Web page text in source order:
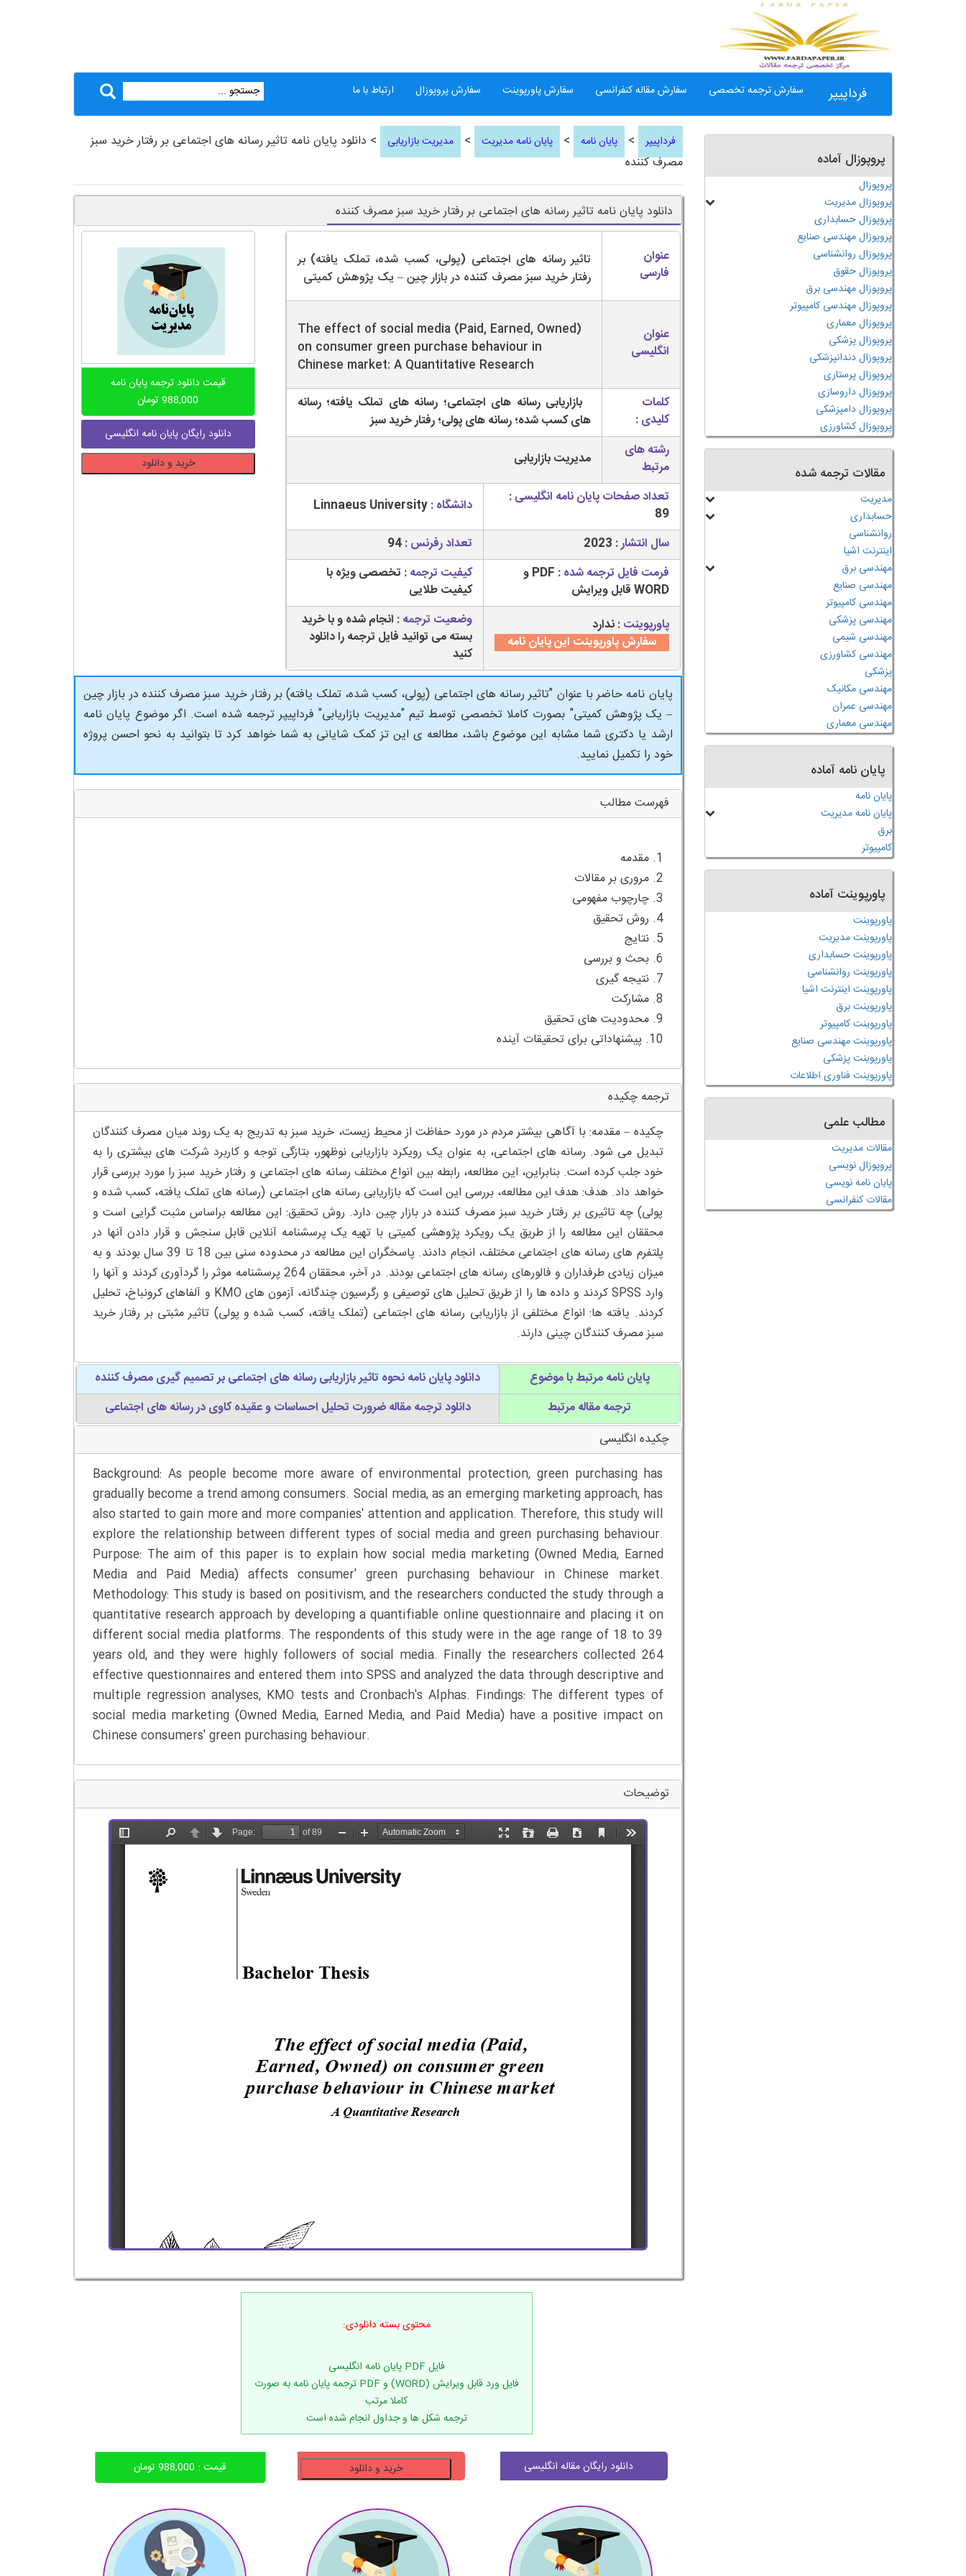
فرداپیپر سفارش ترجمه تخصصی سفارش مقاله کنفرانسی سفارش پاورپوینت سفارش پروپوزال ارتباط با ما
فرداپیپر > پایان نامه > پایان نامه مدیریت > مدیریت بازاریابی
> دانلود پایان نامه تاثیر رسانه های اجتماعی بر رفتار خرید سبز
مصرف کننده
دانلود پایان نامه تاثیر رسانه های اجتماعی بر رفتار خرید سبز مصرف کننده
عنوان
فارسی
تاثیر رسانه های اجتماعی (پولی، کسب شده، تملک یافته) بر
رفتار خرید سبز مصرف کننده در بازار چین – یک پژوهش کمیتی
عنوان
انگلیسی
The effect of social media (Paid, Earned, Owned)
on consumer green purchase behaviour in
Chinese market: A Quantitative Research
کلمات
کلیدی :
بازاریابی رسانه های اجتماعی؛ رسانه های تملک یافته؛ رسانه
های کسب شده؛ رسانه های پولی؛ رفتار خرید سبز
رشته های
مرتبط
مدیریت بازاریابی
تعداد صفحات پایان نامه انگلیسی :
89
دانشگاه :Linnaeus University
سال انتشار : 2023 تعداد رفرنس :94
فرمت فایل ترجمه شده :
PDF و
WORD قابل ویرایش
کیفیت ترجمه : تخصصی ویژه با
کیفیت طلایی
پاورپوینت :ندارد
سفارش پاورپوینت این پایان نامه
وضعیت ترجمه : انجام شده و با خرید
بسته می توانید فایل ترجمه را دانلود
کنید
قیمت دانلود ترجمه پایان نامه
988,000 تومان
دانلود رایگان پایان نامه انگلیسی
پایان
عدد
خرید و دانلود
پایان نامه حاضر با عنوان "تاثیر رسانه های اجتماعی (پولی، کسب شده، تملک یافته) بر رفتار خرید سبز مصرف کننده در بازار چین
– یک پژوهش کمیتی" بصورت کاملا تخصصی توسط تیم "مدیریت بازاریابی" فرداپیپر ترجمه شده است. اگر موضوع پایان نامه
ارشد یا دکتری شما مشابه این موضوع باشد، مطالعه ی این تز کمک شایانی به شما خواهد کرد تا بتوانید به نحو احسن پروژه
خود را تکمیل نمایید.
فهرست مطالب
10. پیشنهاداتی برای تحقیقات آینده
ترجمه چکیده
چکیده – مقدمه: با آگاهی بیشتر مردم در مورد حفاظت از محیط زیست، خرید سبز به تدریج به یک روند میان مصرف کنندگان
تبدیل می شود. رسانه های اجتماعی، به عنوان یک رویکرد بازاریابی نوظهور، بتازگی توجه و کاربرد شرکت های بیشتری را به
خود جلب کرده است. بنابراین، این مطالعه، رابطه بین انواع مختلف رسانه های اجتماعی و رفتار خرید سبز را مورد بررسی قرار
خواهد داد. هدف: هدف این مطالعه، بررسی این است که بازاریابی رسانه های اجتماعی (رسانه های تملک یافته، کسب شده و
پولی) چه تاثیری بر رفتار خرید سبز مصرف کننده در بازار چین دارد. روش تحقیق: این مطالعه براساس مثبت گرایی است و
محققان این مطالعه را از طریق یک رویکرد پژوهشی کمیتی با تهیه یک پرسشنامه آنلاین قابل سنجش و قرار دادن آنها در
پلتفرم های رسانه های اجتماعی مختلف، انجام دادند. پاسخگران این مطالعه در محدوده سنی بین 18 تا 39 سال بودند و به
میزان زیادی طرفداران و فالورهای رسانه های اجتماعی بودند. در آخر، محققان 264 پرسشنامه موثر را گردآوری کردند و آنها را
وارد SPSS کردند و داده ها را از طریق تحلیل های توصیفی و رگرسیون چندگانه، آزمون های KMO و آلفاهای کرونباخ، تحلیل
کردند. یافته ها: انواع مختلفی از بازاریابی رسانه های اجتماعی (تملک یافته، کسب شده و پولی) تاثیر مثبتی بر رفتار خرید
سبز مصرف کنندگان چینی دارند.
پایان نامه مرتبط با موضوع
دانلود پایان نامه نحوه تاثیر بازاریابی رسانه های اجتماعی بر تصمیم گیری مصرف کننده
ترجمه مقاله مرتبط
دانلود ترجمه مقاله ضرورت تحلیل احساسات و عقیده کاوی در رسانه های اجتماعی
چکیده انگلیسی
Background: As people become more aware of environmental protection, green purchasing has
gradually become a trend among consumers. Social media, as an emerging marketing approach, has
also started to gain more and more companies' attention and application. Therefore, this study will
explore the relationship between different types of social media and green purchasing behaviour.
Purpose: The aim of this paper is to explain how social media marketing (Owned Media, Earned
Media and Paid Media) affects consumer' green purchasing behaviour in Chinese market.
Methodology: This study is based on positivism, and the researchers conducted the study through a
quantitative research approach by developing a quantifiable online questionnaire and placing it on
different social media platforms. The respondents of this study were in the age range of 18 to 39
years old, and they were highly followers of social media. Finally the researchers collected 264
effective questionnaires and entered them into SPSS and analyzed the data through descriptive and
multiple regression analyses, KMO tests and Cronbach's Alphas. Findings: The different types of
social media marketing (Owned Media, Earned Media, and Paid Media) have a positive impact on
Chinese consumers' green purchasing behaviour.
توضیحات
محتوی بسته دانلودی:
فایل ورد قابل ویرایش (WORD) و PDF ترجمه پایان نامه به صورت
کاملا مرتب
ترجمه شکل ها و جداول انجام شده است
دانلود رایگان مقاله انگلیسی قیمت : 988,000 تومان
دانلود
پایان
تاثیر
رسانه
های
اجتماعی
خرید و دانلود
پروپوزال آماده
پروپوزال
پروپوزال مدیریت
پروپوزال حسابداری
پروپوزال مهندسی صنایع
پروپوزال روانشناسی
پروپوزال حقوق
پروپوزال مهندسی برق
پروپوزال مهندسی کامپیوتر
پروپوزال معماری
پروپوزال پزشکی
پروپوزال دندانپزشکی
پروپوزال پرستاری
پروپوزال داروسازی
پروپوزال دامپزشکی
پروپوزال کشاورزی
مقالات ترجمه شده
مدیریت
حسابداری
روانشناسی
اینترنت اشیا
مهندسی برق
مهندسی صنایع
مهندسی کامپیوتر
مهندسی پزشکی
مهندسی شیمی
مهندسی کشاورزی
پزشکی
مهندسی مکانیک
مهندسی عمران
مهندسی معماری
پایان نامه آماده
پایان نامه
پایان نامه مدیریت
برق
کامپیوتر
پاورپوینت آماده
پاورپوینت
پاورپوینت مدیریت
پاورپوینت حسابداری
پاورپوینت روانشناسی
پاورپوینت اینترنت اشیا
پاورپوینت برق
پاورپوینت کامپیوتر
پاورپوینت مهندسی صنایع
پاورپوینت پزشکی
پاورپوینت فناوری اطلاعات
مطالب علمی
مقالات مدیریت
پروپوزال نویسی
پایان نامه نویسی
مقالات کنفرانسی